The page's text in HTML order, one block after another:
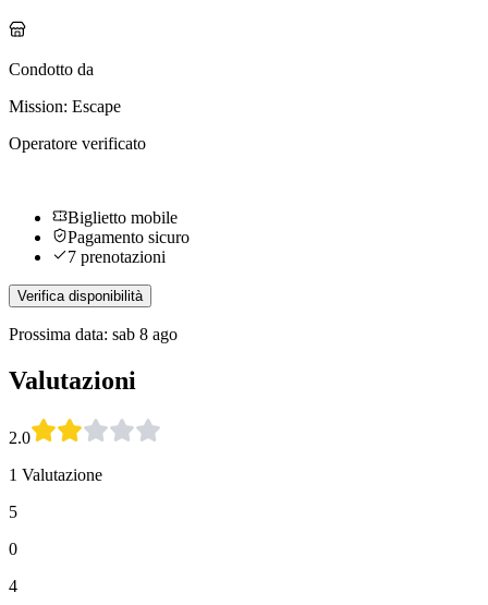
Condotto da
Mission: Escape
Operatore verificato
Biglietto mobile
Pagamento sicuro
7 prenotazioni
Verifica disponibilità
Prossima data: sab 8 ago
Valutazioni
2.0
1 Valutazione
5
0
4